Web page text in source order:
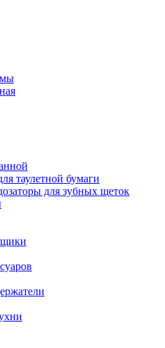
таулетной бумаги
для зубных щеток